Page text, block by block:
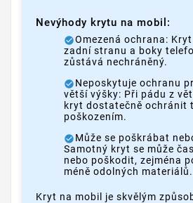
Nevýhody krytu na mobil:
Omezená ochrana:
zadní stranu a boky
zůstává nechráněný.
Neposkytuje ochranu
větší výšky: Při pádu z
kryt dostatečně ochránit
poškozením.
Může se poškrábat
Samotný kryt se může
nebo poškodit, zejména
méně odolných materiálů.
Kryt na mobil je skvělým